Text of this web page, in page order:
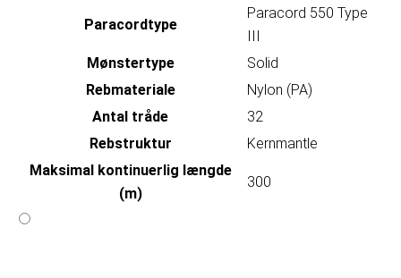
Paracordtype
Paracord 550 Type
III
Mønstertype
Solid
Rebmateriale
Nylon (PA)
Antal tråde
32
Rebstruktur
Kernmantle
Maksimal kontinuerlig længde
(m)
300